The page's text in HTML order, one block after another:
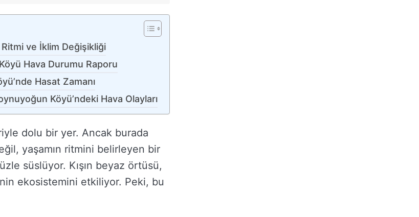
Ritmi ve İklim Değişikliği
Hava Durumu Raporu
Hasat Zamanı
Köyü’ndeki Hava Olayları
dolu bir yer. Ancak burada
yaşamın ritmini belirleyen bir
süslüyor. Kışın beyaz örtüsü,
ekosistemini etkiliyor. Peki, bu